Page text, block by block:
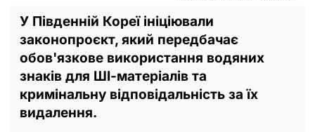
У Південній Кореї ініціювали
законопроєкт, який передбачає
обов'язкове використання водяних
знаків для ШІ-матеріалів та
кримінальну відповідальність за їх
видалення.